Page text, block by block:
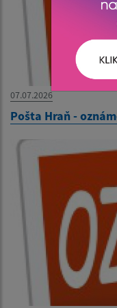
07.07.2026
Pošta Hraň -